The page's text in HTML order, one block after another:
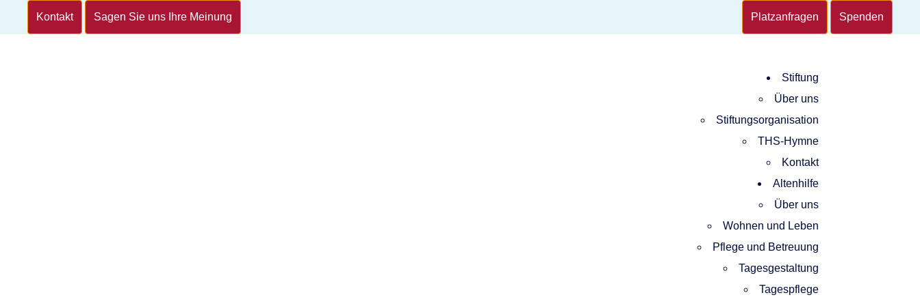
Kontakt Sagen Sie uns Ihre Meinung Platzanfragen Spenden
Stiftung
Über uns
Stiftungsorganisation
THS-Hymne
Kontakt
Altenhilfe
Über uns
Wohnen und Leben
Pflege und Betreuung
Tagesgestaltung
Tagespflege